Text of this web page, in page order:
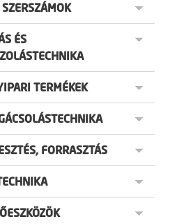
ÉS
TERMÉKEK
FORRASZTÁS